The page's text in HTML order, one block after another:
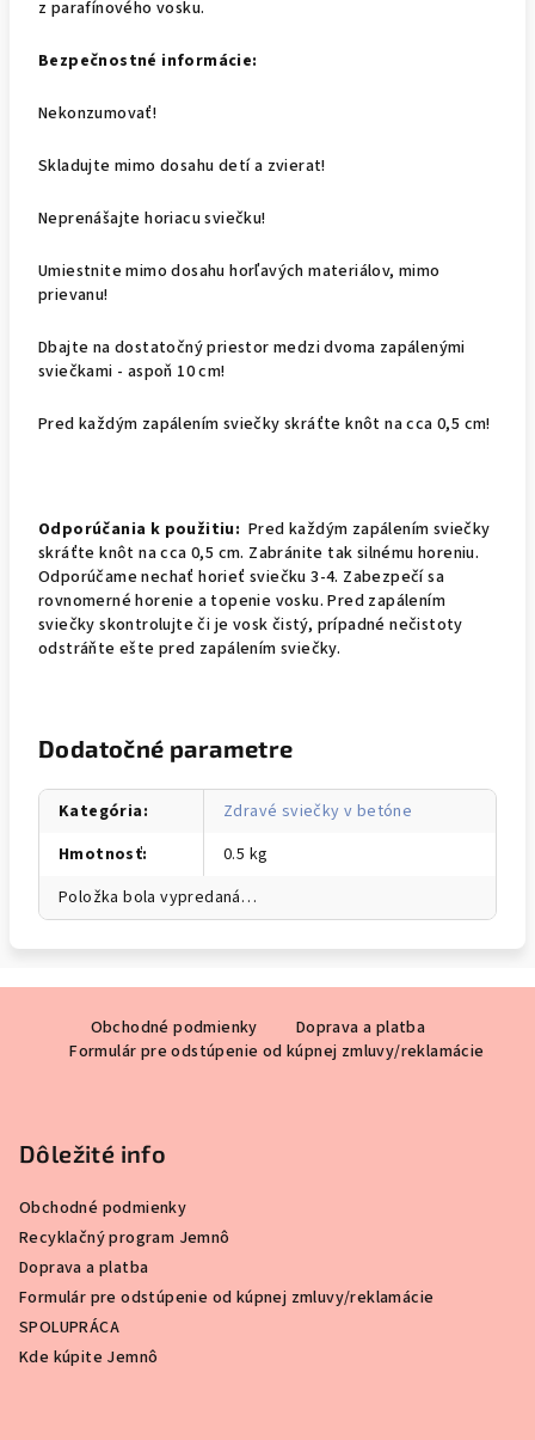
z parafínového vosku.
Bezpečnostné informácie:
Nekonzumovať!
Skladujte mimo dosahu detí a zvierat!
Neprenášajte horiacu sviečku!
Umiestnite mimo dosahu horľavých materiálov, mimo
prievanu!
Dbajte na dostatočný priestor medzi dvoma zapálenými
sviečkami - aspoň 10 cm!
Pred každým zapálením sviečky skráťte knôt na cca 0,5 cm!
Odporúčania k použitiu: Pred každým zapálením sviečky
skráťte knôt na cca 0,5 cm. Zabránite tak silnému horeniu.
Odporúčame nechať horieť sviečku 3-4. Zabezpečí sa
rovnomerné horenie a topenie vosku. Pred zapálením
sviečky skontrolujte či je vosk čistý, prípadné nečistoty
odstráňte ešte pred zapálením sviečky.
Dodatočné parametre
Kategória:
Zdravé sviečky v betóne
Hmotnosť:
0.5 kg
Položka bola vypredaná…
Obchodné podmienky
Doprava a platba
Formulár pre odstúpenie od kúpnej zmluvy/reklamácie
Dôležité info
Obchodné podmienky
Recyklačný program Jemnô
Doprava a platba
Formulár pre odstúpenie od kúpnej zmluvy/reklamácie
SPOLUPRÁCA
Kde kúpite Jemnô